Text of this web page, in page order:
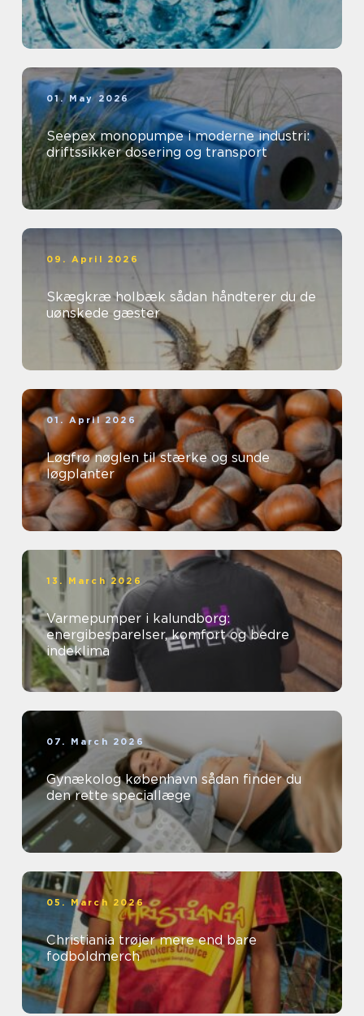
01. May 2026
Seepex monopumpe i moderne industri:
driftssikker dosering og transport
09. April 2026
Skægkræ holbæk sådan håndterer du de
uønskede gæster
01. April 2026
Løgfrø nøglen til stærke og sunde
løgplanter
13. March 2026
Varmepumper i kalundborg:
energibesparelser, komfort og bedre
indeklima
07. March 2026
Gynækolog københavn sådan finder du
den rette speciallæge
05. March 2026
Christiania trøjer mere end bare
fodboldmerch